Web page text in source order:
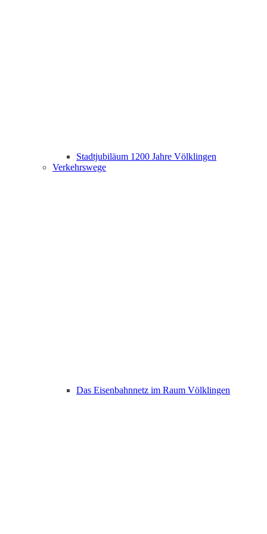
Stadtjubiläum 1200 Jahre Völklingen
Verkehrswege
Das Eisenbahnnetz im Raum Völklingen